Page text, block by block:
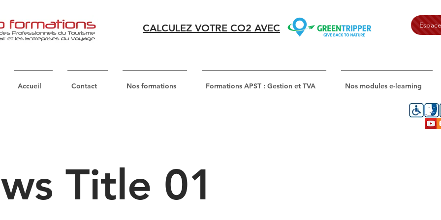
CALCULEZ VOTRE CO2 AVEC
Accueil Contact Nos formations Formations APST : Gestion et TVA Nos modules e-learning
Title 01